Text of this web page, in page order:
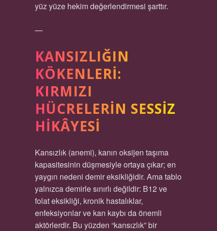
yüz yüze hekim değerlendirmesi şarttır.
—
KANSIZLIĞIN
KÖKENLERI:
KIRMIZI
HÜCRELERIN SESSIZ
HIKÂYESI
Kansızlık (anemi), kanın oksijen taşıma
kapasitesinin düşmesiyle ortaya çıkar; en
yaygın nedeni demir eksikliğidir. Ama tablo
yalnızca demirle sınırlı değildir: B12 ve
folat eksikliği, kronik hastalıklar,
enfeksiyonlar ve kan kaybı da önemli
aktörlerdir. Bu yüzden “kansızlık” bir